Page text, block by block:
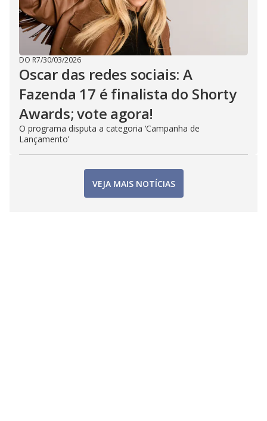
DO R7/30/03/2026
Oscar das redes sociais: A
Fazenda 17 é finalista do Shorty
Awards; vote agora!
O programa disputa a categoria ‘Campanha de
Lançamento’
VEJA MAIS NOTÍCIAS